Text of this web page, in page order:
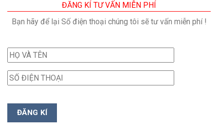
ĐĂNG KÍ TƯ VẤN MIỄN PHÍ
Bạn hãy để lại Số điện thoại chúng tôi sẽ tư vấn miễn phí !